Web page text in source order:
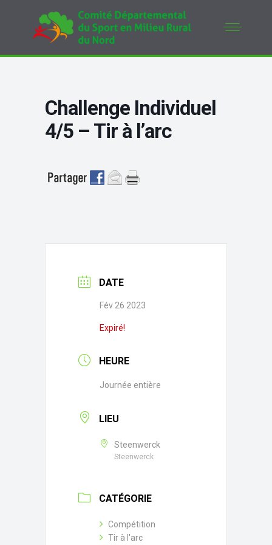
Challenge Individuel
4/5 – Tir à l’arc
DATE
Fév 26 2023
Expiré!
HEURE
Journée entière
LIEU
Steenwerck
Steenwerck
CATÉGORIE
Compétition
Tir à l'arc